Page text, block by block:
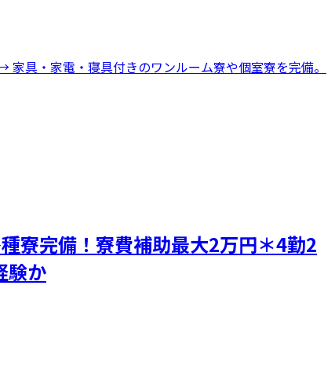
具・家電・寝具付きのワンルーム寮や個室寮を完備。
寮完備！寮費補助最大2万円＊4勤2
験か